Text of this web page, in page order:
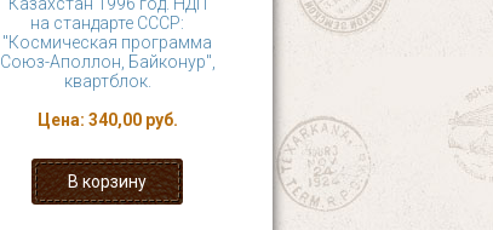
на стандарте СССР:
"Космическая программа
Союз-Аполлон, Байконур",
квартблок.
Цена: 340,00 руб.